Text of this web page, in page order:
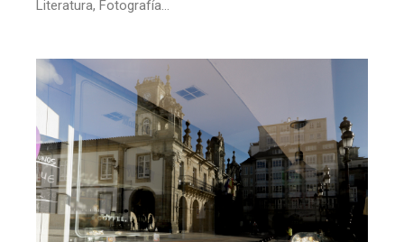
Literatura, Fotografía…